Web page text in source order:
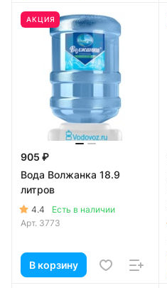
АКЦИЯ
905 ₽
Вода Волжанка 18.9
литров
4.4
Есть в наличии
Арт. 3773
В корзину